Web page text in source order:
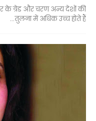
के ग्रेड और चरण अन्य देशों की
तुलना में अधिक उच्च होते हैं…